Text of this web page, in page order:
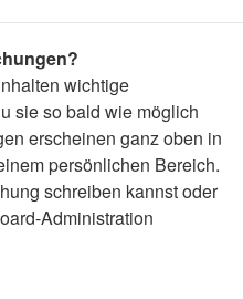
wichtige
sie so bald wie möglich
erscheinen ganz oben in
persönlichen Bereich.
schreiben kannst oder
Administration